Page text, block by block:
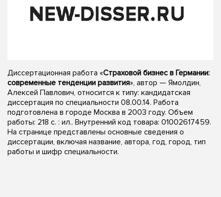
Диссертационная работа «Страховой бизнес в Германии:
современные тенденции развития», автор — Ямолдин,
Алексей Павлович, относится к типу: кандидатская
диссертация по специальности 08.00.14. Работа
подготовлена в городе Москва в 2003 году. Объем
работы: 218 с. : ил.. Внутренний код товара: 01002617459.
На странице представлены основные сведения о
диссертации, включая название, автора, год, город, тип
работы и шифр специальности.